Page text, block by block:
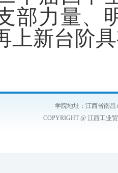
部力量、
上新台阶
学院地址：江西省南昌
COPYRIGHT @ 江西工业